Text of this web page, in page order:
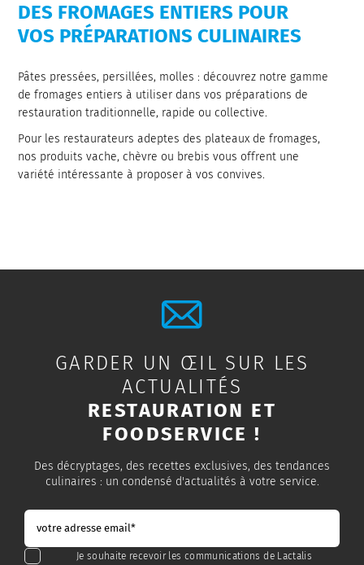
DES FROMAGES ENTIERS POUR
VOS PRÉPARATIONS CULINAIRES
Pâtes pressées, persillées, molles : découvrez notre gamme
de fromages entiers à utiliser dans vos préparations de
restauration traditionnelle, rapide ou collective.
Pour les restaurateurs adeptes des plateaux de fromages,
nos produits vache, chèvre ou brebis vous offrent une
variété intéressante à proposer à vos convives.
GARDER UN ŒIL SUR LES
ACTUALITÉS
RESTAURATION ET
FOODSERVICE !
Des décryptages, des recettes exclusives, des tendances
culinaires : un condensé d'actualités à votre service.
Je souhaite recevoir les communications de Lactalis